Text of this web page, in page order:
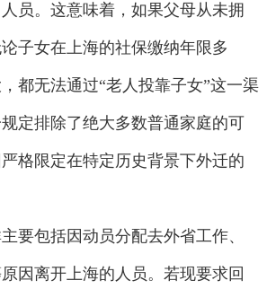
员。这意味着，如果父母从未拥
子女在上海的社保缴纳年限多
都无法通过“老人投靠子女”这一渠
定排除了绝大多数普通家庭的可
格限定在特定历史背景下外迁的
包括因动员分配去外省工作、
因离开上海的人员。若现要求回